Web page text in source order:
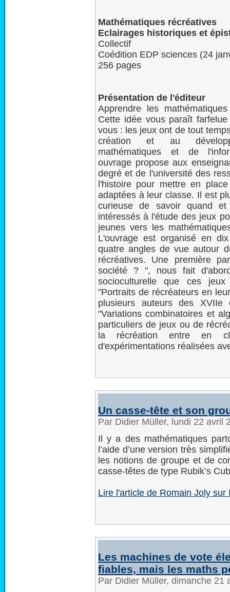
Mathématiques récréatives
Eclairages historiques et
Collectif
Coédition EDP sciences (24
256 pages
Présentation de l'éditeur
Apprendre les
Cette idée vous paraît
vous : les jeux ont de tout
création et au
mathématiques et de
ouvrage propose aux
degré et de l'université des
l'histoire pour mettre en
adaptées à leur classe. Il est
curieuse de savoir quand
intéressés à l'étude des jeux
jeunes vers les
L'ouvrage est organisé en
quatre angles de vue autour
récréatives. Une première
société ? ", nous fait
socioculturelle que ces
"Portraits de récréateurs en
plusieurs auteurs des
"Variations combinatoires et
particuliers de jeux ou de
la récréation entre en
d'expérimentations réalisées
Un casse-tête et son
Par Didier Müller, lundi 22 avril
Il y a des mathématiques
l’aide d’une version très
les notions de groupe et de
casse-têtes de type Rubik’s
Lire l'article de Romain Joly
Les machines de vote
fiables, mais les maths
Par Didier Müller, dimanche 21